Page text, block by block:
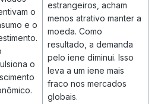
o
e o
o
estrangeiros, acham
menos atrativo manter a
moeda. Como
resultado, a demanda
pelo iene diminui. Isso
leva a um iene mais
fraco nos mercados
globais.